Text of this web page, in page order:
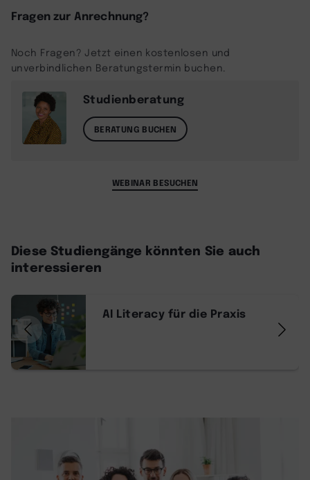
Fragen zur Anrechnung?
Noch Fragen? Jetzt einen kostenlosen und
unverbindlichen Beratungstermin buchen.
Studienberatung
BERATUNG BUCHEN
WEBINAR BESUCHEN
Diese Studiengänge könnten Sie auch
interessieren
AI Literacy für die Praxis